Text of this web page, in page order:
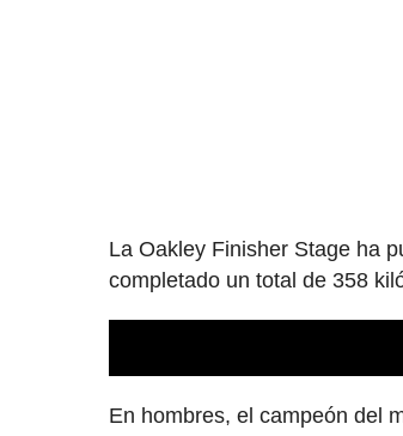
La Oakley Finisher Stage ha
completado un total de 358
En hombres, el campeón del